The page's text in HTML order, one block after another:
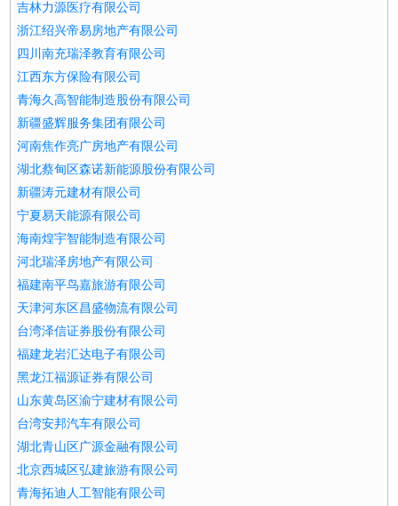
吉林力源医疗有限公司
浙江绍兴帝易房地产有限公司
四川南充瑞泽教育有限公司
江西东方保险有限公司
青海久高智能制造股份有限公司
新疆盛辉服务集团有限公司
河南焦作亮广房地产有限公司
湖北蔡甸区森诺新能源股份有限公司
新疆涛元建材有限公司
宁夏易天能源有限公司
海南煌宇智能制造有限公司
河北瑞泽房地产有限公司
福建南平鸟嘉旅游有限公司
天津河东区昌盛物流有限公司
台湾泽信证券股份有限公司
福建龙岩汇达电子有限公司
黑龙江福源证券有限公司
山东黄岛区渝宁建材有限公司
台湾安邦汽车有限公司
湖北青山区广源金融有限公司
北京西城区弘建旅游有限公司
青海拓迪人工智能有限公司